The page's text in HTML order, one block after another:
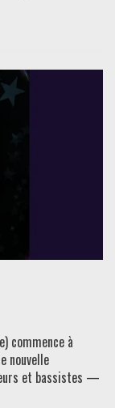
commence à
nouvelle
et bassistes —